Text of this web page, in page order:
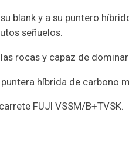
blank y a su puntero
señuelos.
rocas y capaz de
híbrida de carbono
FUJI VSSM/B+TVSK.